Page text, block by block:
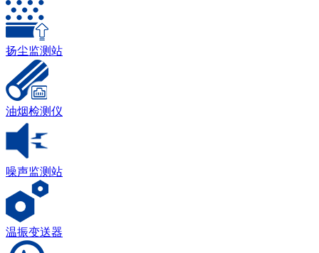
扬尘监测站
油烟检测仪
噪声监测站
温振变送器